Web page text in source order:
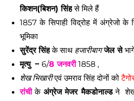
किशन(बिशन) सिंह से मिले हैं
1857 के सिपाही विद्रोह में अंग्रेजो के
भूमिका
सुरेंद्र सिंह के साथ हजारीबाग जेल से
मृत्यु  – 6/8 जनवरी 1858 ,
शेख भिखारी एवं उमराव सिंह दोनों को
रांची के अंग्रेज मेजर मैकडोनाल्ड ने  शेख